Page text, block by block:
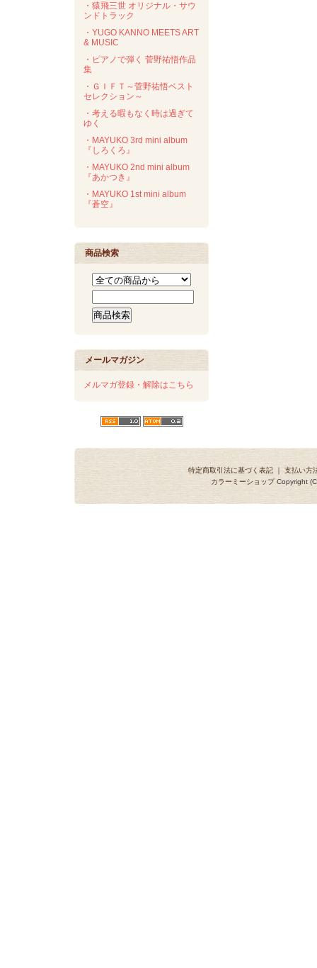
・猿飛三世 オリジナル・サウ
ンドトラック
・YUGO KANNO MEETS ART
& MUSIC
・ピアノで弾く 菅野祐悟作品
集
・ＧＩＦＴ～菅野祐悟ベスト
セレクション～
・考える暇もなく時は過ぎて
ゆく
・MAYUKO 3rd mini album
『しろくろ』
・MAYUKO 2nd mini album
『あかつき』
・MAYUKO 1st mini album
『蒼空』
商品検索
メールマガジン
メルマガ登録・解除はこちら
特定商取引法に基づく表記 ｜ 支払い方
カラーミーショップCopyright